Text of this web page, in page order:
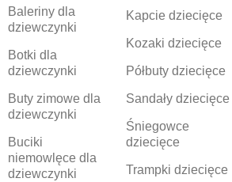
Baleriny dla
dziewczynki
Botki dla
dziewczynki
Buty zimowe dla
dziewczynki
Buciki
niemowlęce dla
dziewczynki
Kapcie dziecięce
Kozaki dziecięce
Półbuty dziecięce
Sandały dziecięce
Śniegowce
dziecięce
Trampki dziecięce